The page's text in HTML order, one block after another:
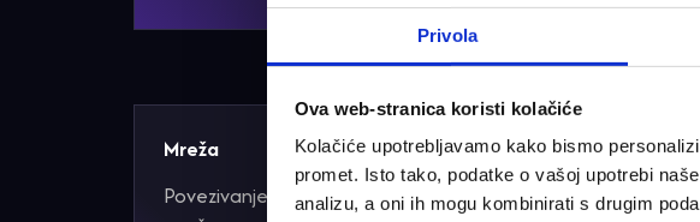
Privola
Ova web-stranica koristi kolačiće
Kolačiće upotrebljavamo kako bismo
promet. Isto tako, podatke o vašoj upotrebi
analizu, a oni ih mogu kombinirati s drugim
Mreža
Povezivanje kabelskog